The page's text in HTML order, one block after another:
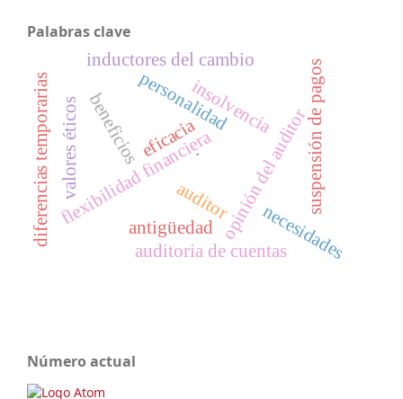
Palabras clave
opinión del auditor
flexibilidad financiera suspensión de pagos
insolvencia
auditor
necesidades
auditoria de cuentas
beneficios
valores éticos personalidad
.
eficacia
diferencias temporarias antigüedad
inductores del cambio
Número actual